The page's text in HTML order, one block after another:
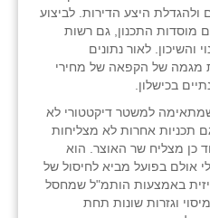
היצע הדירות. לביצוע
מוסדות התכנון, גם רשות
והשיכון. לאור נתונים
מגמה של הקפאה של מחירי
בכישלון.
למשטר דיקטטורי לא
תכניות אחרות לא מצליחות
כן מצליח שר האוצר. הוא
אולם בפועל מביא לחיסול של
באמצעות הותמ"ל שמחסל
וגזרות שונות תחת